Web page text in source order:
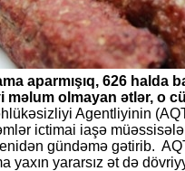
aparmışıq, 626 halda
məlum olmayan ətlər, o
Agentliyinin
ictimai iaşə
gündəmə gətirib.
yaxın yararsız ət də